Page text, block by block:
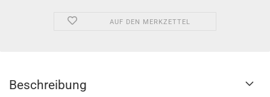
AUF DEN MERKZETTEL
Beschreibung